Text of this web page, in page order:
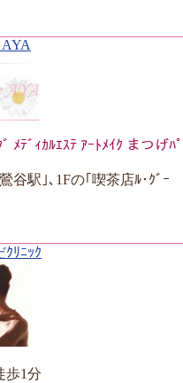
AYA
ﾒﾃﾞｨｶﾙｴｽﾃ ｱｰﾄﾒｲｸ まつげﾊﾟ
谷駅｣､1Fの｢喫茶店ﾙ･ｸﾞｰ
ｸﾘﾆｯｸ
歩1分